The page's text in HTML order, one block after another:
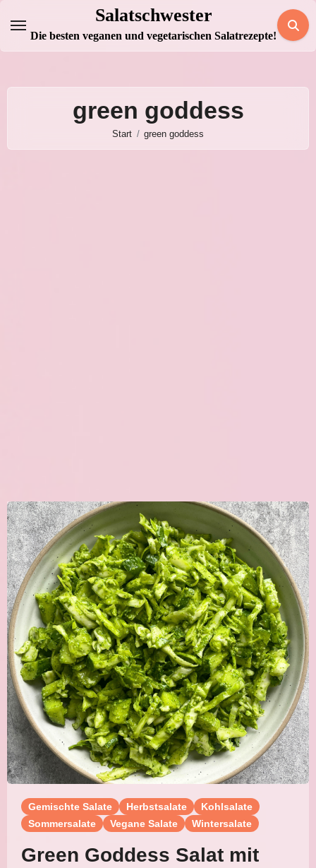
Inhalt
springen
Salatschwester
Die besten veganen und vegetarischen Salatrezepte!
green goddess
Start green goddess
Gemischte Salate Herbstsalate
Kohlsalate
Sommersalate
Vegane Salate Wintersalate
Green Goddess Salat mit